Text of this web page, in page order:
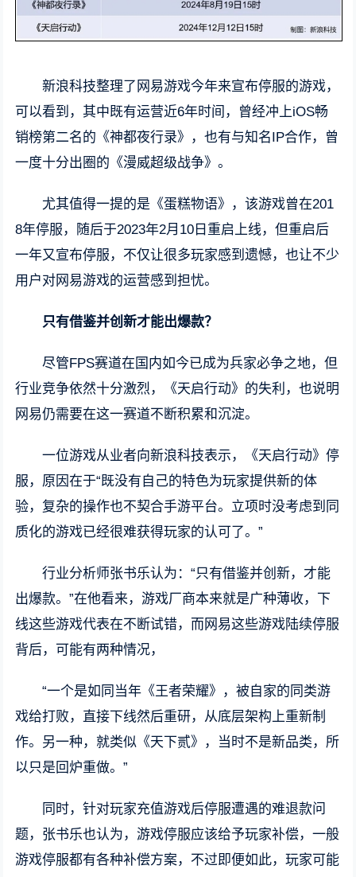
新浪科技整理了网易游戏今年来宣布停服的游戏，
可以看到，其中既有运营近6年时间，曾经冲上iOS畅
销榜第二名的《神都夜行录》，也有与知名IP合作，曾
一度十分出圈的《漫威超级战争》。
尤其值得一提的是《蛋糕物语》，该游戏曾在201
8年停服，随后于2023年2月10日重启上线，但重启后
一年又宣布停服，不仅让很多玩家感到遗憾，也让不少
用户对网易游戏的运营感到担忧。
只有借鉴并创新才能出爆款？
尽管FPS赛道在国内如今已成为兵家必争之地，但
行业竞争依然十分激烈，《天启行动》的失利，也说明
网易仍需要在这一赛道不断积累和沉淀。
一位游戏从业者向新浪科技表示，《天启行动》停
服，原因在于“既没有自己的特色为玩家提供新的体
验，复杂的操作也不契合手游平台。立项时没考虑到同
质化的游戏已经很难获得玩家的认可了。”
行业分析师张书乐认为：“只有借鉴并创新，才能
出爆款。”在他看来，游戏厂商本来就是广种薄收，下
线这些游戏代表在不断试错，而网易这些游戏陆续停服
背后，可能有两种情况，
“一个是如同当年《王者荣耀》，被自家的同类游
戏给打败，直接下线然后重研，从底层架构上重新制
作。另一种，就类似《天下贰》，当时不是新品类，所
以只是回炉重做。”
同时，针对玩家充值游戏后停服遭遇的难退款问
题，张书乐也认为，游戏停服应该给予玩家补偿，一般
游戏停服都有各种补偿方案，不过即便如此，玩家可能